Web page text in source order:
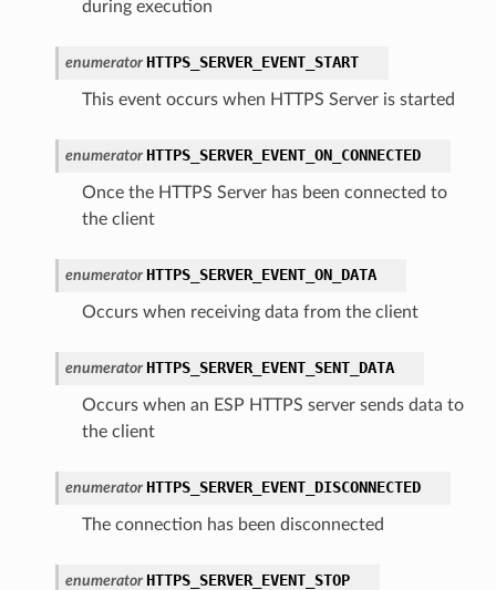
during execution
enumerator HTTPS_SERVER_EVENT_START
This event occurs when HTTPS Server is started
enumerator HTTPS_SERVER_EVENT_ON_CONNECTED
Once the HTTPS Server has been connected to
the client
enumerator HTTPS_SERVER_EVENT_ON_DATA
Occurs when receiving data from the client
enumerator HTTPS_SERVER_EVENT_SENT_DATA
Occurs when an ESP HTTPS server sends data to
the client
enumerator HTTPS_SERVER_EVENT_DISCONNECTED
The connection has been disconnected
enumerator HTTPS_SERVER_EVENT_STOP